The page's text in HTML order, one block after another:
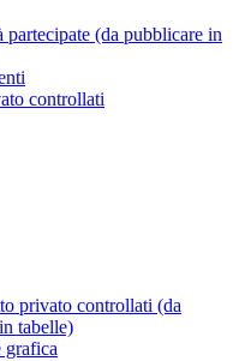
partecipate (da pubblicare in
controllati
privato controllati (da
tabelle)
grafica